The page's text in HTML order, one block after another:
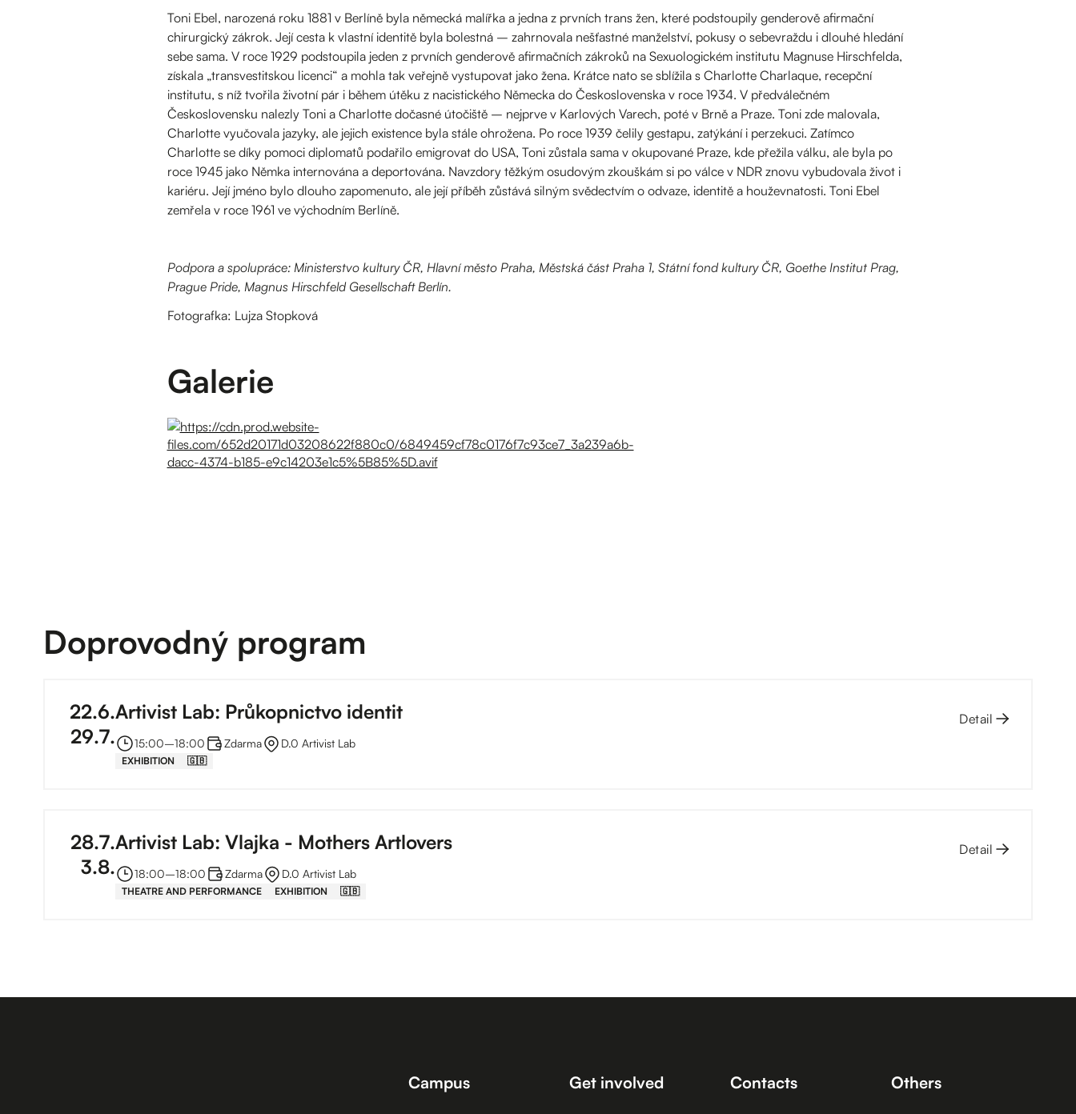
Toni Ebel, narozená roku 1881 v Berlíně byla německá malířka a jedna z prvních trans žen, které podstoupily genderově afirmační
chirurgický zákrok. Její cesta k vlastní identitě byla bolestná – zahrnovala nešťastné manželství, pokusy o sebevraždu i dlouhé hledání
sebe sama. V roce 1929 podstoupila jeden z prvních genderově afirmačních zákroků na Sexuologickém institutu Magnuse Hirschfelda,
získala „transvestitskou licenci“ a mohla tak veřejně vystupovat jako žena. Krátce nato se sblížila s Charlotte Charlaque, recepční
institutu, s níž tvořila životní pár i během útěku z nacistického Německa do Československa v roce 1934. V předválečném
Československu nalezly Toni a Charlotte dočasné útočiště – nejprve v Karlových Varech, poté v Brně a Praze. Toni zde malovala,
Charlotte vyučovala jazyky, ale jejich existence byla stále ohrožena. Po roce 1939 čelily gestapu, zatýkání i perzekuci. Zatímco
Charlotte se díky pomoci diplomatů podařilo emigrovat do USA, Toni zůstala sama v okupované Praze, kde přežila válku, ale byla po
roce 1945 jako Němka internována a deportována. Navzdory těžkým osudovým zkouškám si po válce v NDR znovu vybudovala život i
kariéru. Její jméno bylo dlouho zapomenuto, ale její příběh zůstává silným svědectvím o odvaze, identitě a houževnatosti. Toni Ebel
zemřela v roce 1961 ve východním Berlíně.
Podpora a spolupráce: Ministerstvo kultury ČR, Hlavní město Praha, Městská část Praha 1, Státní fond kultury ČR, Goethe Institut Prag,
Prague Pride, Magnus Hirschfeld Gesellschaft Berlín.
Fotografka: Lujza Stopková
Galerie
Doprovodný program
22.6.
29.7.
Artivist Lab: Průkopnictvo identit
15:00–⁠18:00 Zdarma D.0 Artivist Lab
EXHIBITION 🇬🇧
Detail
28.7.
3.8.
Artivist Lab: Vlajka - Mothers Artlovers
18:00–⁠18:00 Zdarma D.0 Artivist Lab
THEATRE AND PERFORMANCE EXHIBITION 🇬🇧
Detail
Campus Get involved Contacts Others